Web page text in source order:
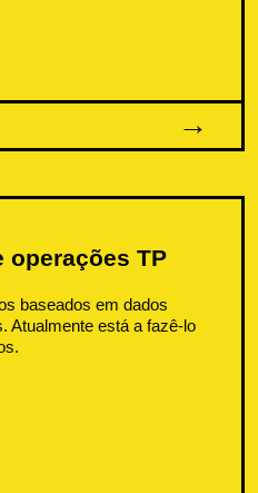
operações TP
baseados em dados
Atualmente está a fazê-lo